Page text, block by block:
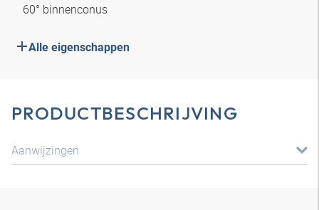
60° binnenconus
Alle eigenschappen
PRODUCTBESCHRIJVING
Aanwijzingen